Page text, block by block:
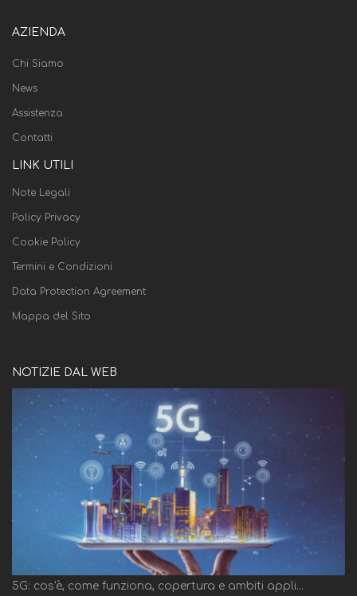
AZIENDA
Chi Siamo
News
Assistenza
Contatti
LINK UTILI
Note Legali
Policy Privacy
Cookie Policy
Termini e Condizioni
Data Protection Agreement
Mappa del Sito
NOTIZIE DAL WEB
5G: cos'è, come funziona, copertura e ambiti appli...